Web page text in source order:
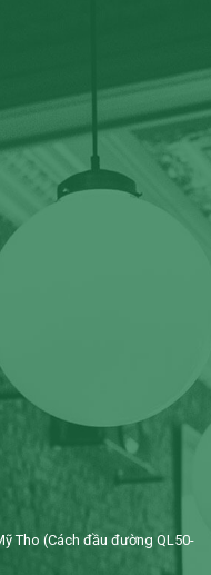
Tho (Cách đầu đường QL50-